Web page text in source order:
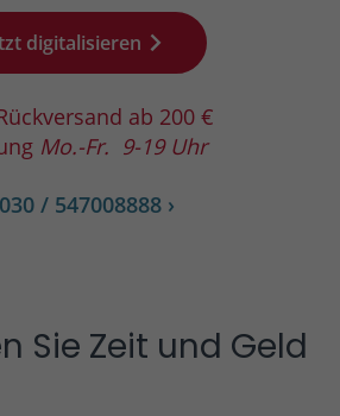
digitalisieren
ab 200 €
Mo.-Fr. 9-19 Uhr
030 / 547008888 ›
Sie Zeit und Geld